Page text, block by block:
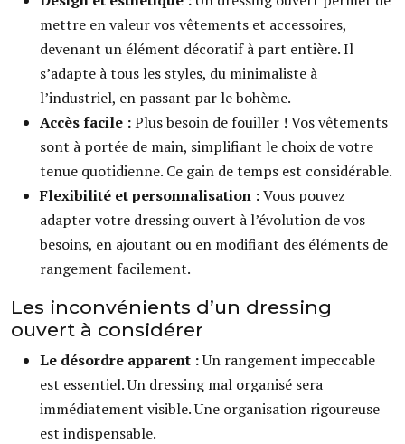
mettre en valeur vos vêtements et accessoires,
devenant un élément décoratif à part entière. Il
s’adapte à tous les styles, du minimaliste à
l’industriel, en passant par le bohème.
Accès facile :Plus besoin de fouiller ! Vos vêtements
sont à portée de main, simplifiant le choix de votre
tenue quotidienne. Ce gain de temps est considérable.
Flexibilité et personnalisation :Vous pouvez
adapter votre dressing ouvert à l’évolution de vos
besoins, en ajoutant ou en modifiant des éléments de
rangement facilement.
Les inconvénients d’un dressing
ouvert à considérer
Le désordre apparent :Un rangement impeccable
est essentiel. Un dressing mal organisé sera
immédiatement visible. Une organisation rigoureuse
est indispensable.